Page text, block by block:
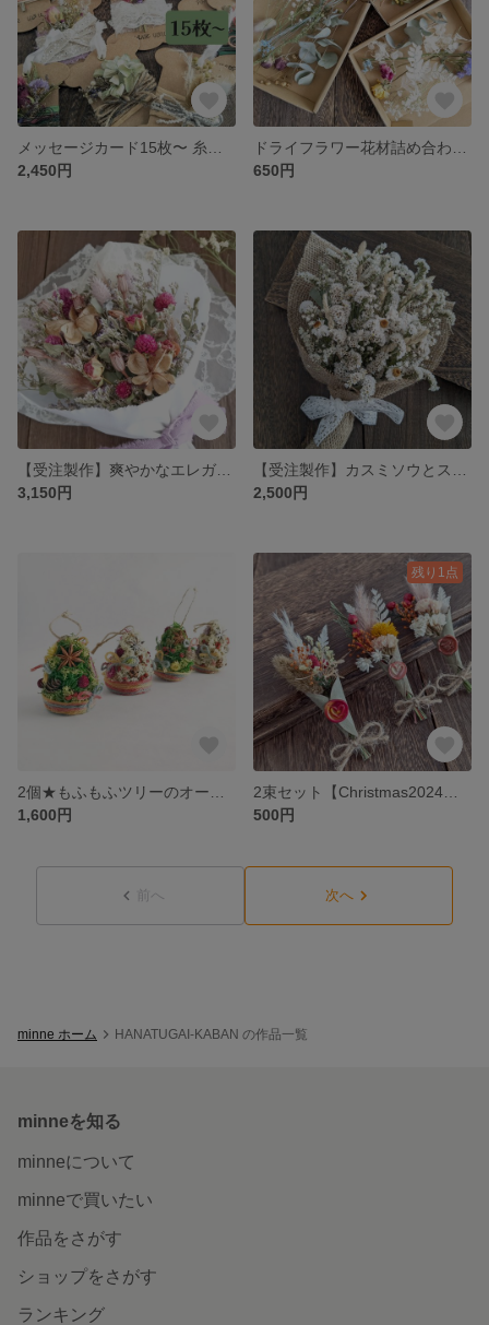
2,450円
650円
3,150円
2,500円
1,600円
残り1点
500円
前へ 次へ
minne ホーム HANATUGAI-KABAN の作品一覧
minneを知る
minneについて
minneで買いたい
作品をさがす
ショップをさがす
ランキング